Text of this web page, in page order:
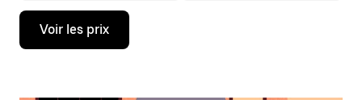
Appuyez
la
Voir les prix